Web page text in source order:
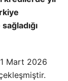
Mart 2026